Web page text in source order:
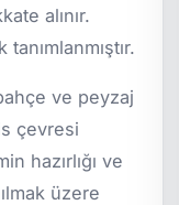
alınır.
tanımlanmıştır.
ve peyzaj
çevresi
hazırlığı ve
üzere